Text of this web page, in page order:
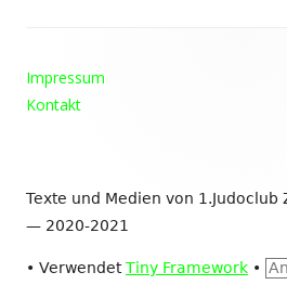
Inhalt
Impressum
Kontakt
Texte und Medien von 1.Judoclub
— 2020-2021
• VerwendetTiny Framework •